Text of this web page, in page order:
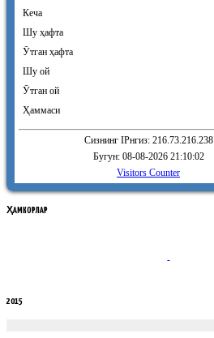
Кеча
Шу ҳафта
Ӯтган ҳафта
Шу ой
Ӯтган ой
Ҳаммаси
Сизнинг IPнгиз: 216.73.216.238
Бугун: 08-08-2026 21:10:02
Visitors Counter
ҲАМКОРЛАР
2015